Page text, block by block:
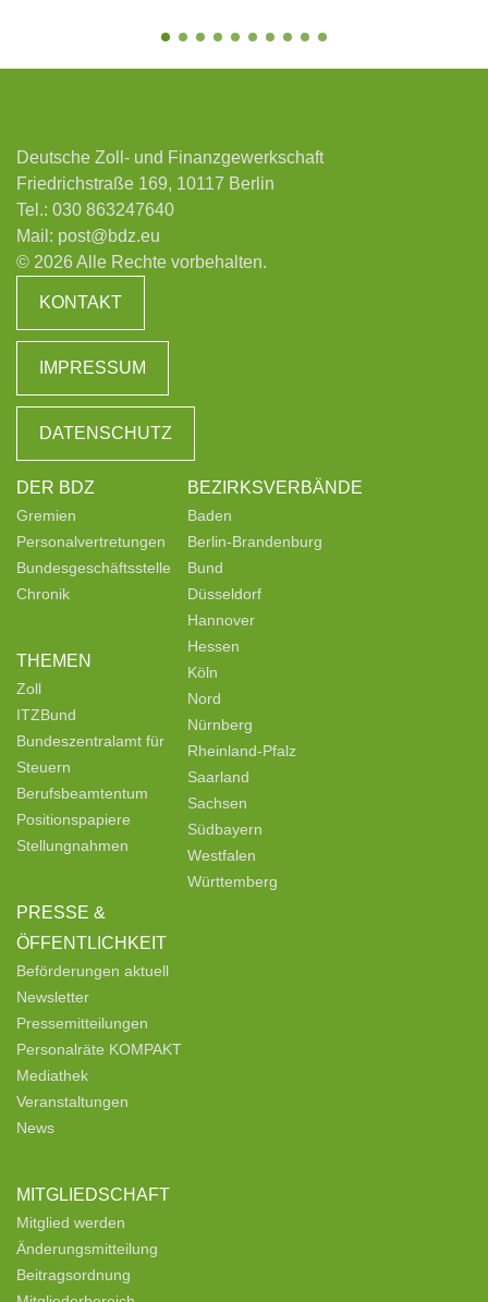
Deutsche Zoll- und Finanzgewerkschaft
Friedrichstraße 169, 10117 Berlin
Tel.: 030 863247640
Mail: post@bdz.eu
© 2026 Alle Rechte vorbehalten.
KONTAKT
IMPRESSUM
DATENSCHUTZ
DER BDZ
Gremien
Personalvertretungen
Bundesgeschäftsstelle
Chronik
THEMEN
Zoll
ITZBund
Bundeszentralamt für
Steuern
Berufsbeamtentum
Positionspapiere
Stellungnahmen
PRESSE &
ÖFFENTLICHKEIT
Beförderungen aktuell
Newsletter
Pressemitteilungen
Personalräte KOMPAKT
Mediathek
Veranstaltungen
News
MITGLIEDSCHAFT
Mitglied werden
Änderungsmitteilung
Beitragsordnung
BEZIRKSVERBÄNDE
Baden
Berlin-Brandenburg
Bund
Düsseldorf
Hannover
Hessen
Köln
Nord
Nürnberg
Rheinland-Pfalz
Saarland
Sachsen
Südbayern
Westfalen
Württemberg